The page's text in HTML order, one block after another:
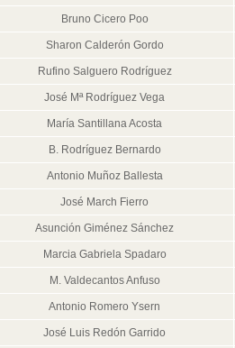
Bruno Cicero Poo
Sharon Calderón Gordo
Rufino Salguero Rodríguez
José Mª Rodríguez Vega
María Santillana Acosta
B. Rodríguez Bernardo
Antonio Muñoz Ballesta
José March Fierro
Asunción Giménez Sánchez
Marcia Gabriela Spadaro
M. Valdecantos Anfuso
Antonio Romero Ysern
José Luis Redón Garrido